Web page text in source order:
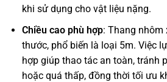
khi sử dụng cho vật liệu nặng.
Chiều cao phù hợp: Thang nhôm
thước, phổ biến là loại 5m. Việc
hợp giúp thao tác an toàn, tránh
hoặc quá thấp, đồng thời tối ưu